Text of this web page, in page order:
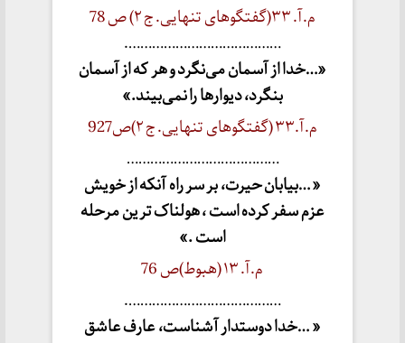
م.آ. ۳۳(گفتگوهای تنهایی. ج ۲) ص 78
………………………………….
«…خدا از آسمان می‌نگرد و هر که از آسمان
بنگرد، دیوارها را نمی‌بیند.»
م.آ.۳۳ (گفتگوهای تنهایی. ج ۲)ص927
…………………………………
« …بیابان حیرت، بر سر راه آنکه از خویش
عزم سفر کرده است ، هولناک ترین مرحله
است .»
م.آ. ۱۳ (هبوط)ص 76
………………………………….
« …خدا دوستدار آشناست، عارف عاشق